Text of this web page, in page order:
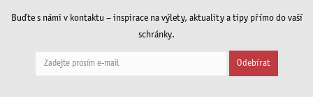
Buďte s námi v kontaktu – inspirace na výlety, aktuality a tipy přímo do vaší
schránky.
Odebírat